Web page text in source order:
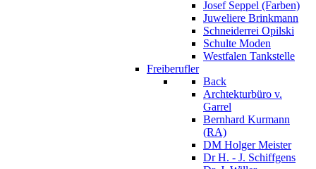
Josef Seppel (Farben)
Juweliere Brinkmann
Schneiderrei Opilski
Schulte Moden
Westfalen Tankstelle
Freiberufler
Back
Archtekturbüro v.
Garrel
Bernhard Kurmann
(RA)
DM Holger Meister
Dr H. - J. Schiffgens